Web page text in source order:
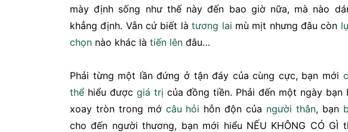
mày định sống như thế này đến bao giờ nữa, mà nào
khẳng định. Vẫn cứ biết làtương lai mù mịt nhưng đâu còn
chọn nào khác là tiến lên đâu…
Phải từng một lần đứng ở tận đáy của cùng cực, bạn mới
thể hiểu được giá trị của đồng tiền. Phải đến một ngày bạn
xoay tròn trong mớ câu hỏi hỗn độn của người thân, bạn
cho đến người thương, bạn mới hiểu NẾU KHÔNG CÓ GÌ